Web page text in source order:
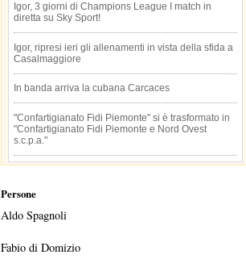
Igor, 3 giorni di Champions League I match in
diretta su Sky Sport!
Igor, ripresi ieri gli allenamenti in vista della sfida a
Casalmaggiore
In banda arriva la cubana Carcaces
"Confartigianato Fidi Piemonte" si è trasformato in
"Confartigianato Fidi Piemonte e Nord Ovest
s.c.p.a."
Persone
Aldo Spagnoli
Fabio di Domizio